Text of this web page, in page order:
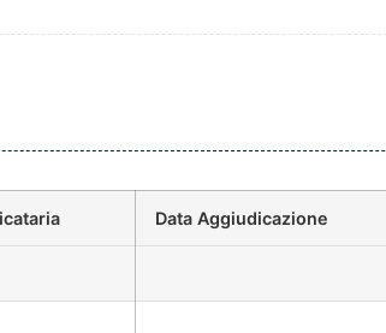
Data Aggiudicazione